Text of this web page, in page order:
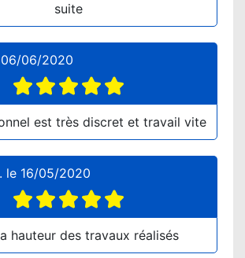
suite
06/06/2020
est très discret et travail vite
le 16/05/2020
hauteur des travaux réalisés